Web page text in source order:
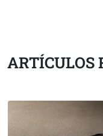
ARTÍCULOS